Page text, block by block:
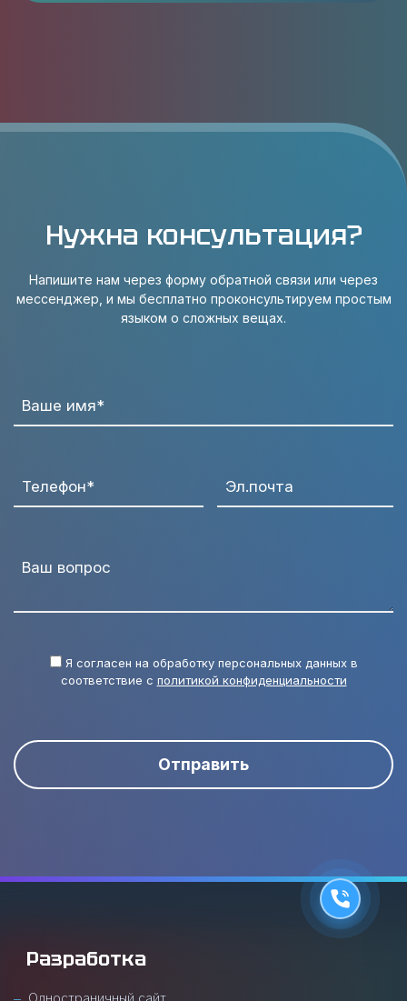
Нужна консультация?
Напишите нам через форму обратной связи или через
мессенджер, и мы бесплатно проконсультируем простым
языком о сложных вещах.
Ваше имя*
Телефон* Эл.почта
Ваш вопрос
Я согласен на обработку персональных данных в
соответствие с политикой конфиденциальности
Отправить
Разработка
Одностраничный сайт